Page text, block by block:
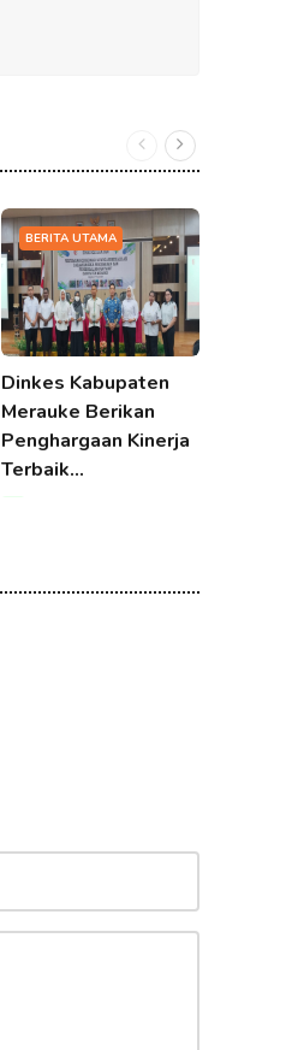
BERITA UTAMA
Dinkes Kabupaten
Merauke Berikan
Penghargaan Kinerja
Terbaik…